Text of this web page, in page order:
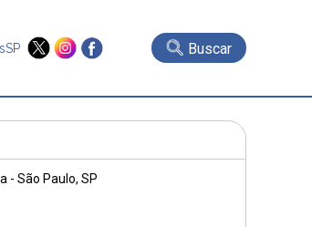
Buscar
- São Paulo, SP